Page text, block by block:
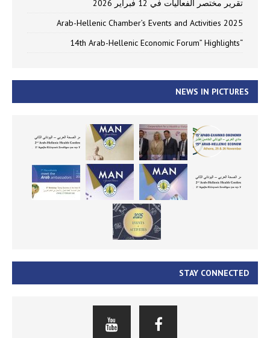
تقرير مختصر الفعاليات في 12 فبراير 2026
Arab-Hellenic Chamber’s Events and Activities 2025
“14th Arab-Hellenic Economic Forum” Highlights
NEWS IN PICTURES
STAY CONNECTED